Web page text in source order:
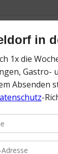
einer anderen